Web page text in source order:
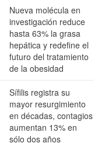
Nueva molécula en
investigación reduce
hasta 63% la grasa
hepática y redefine el
futuro del tratamiento
de la obesidad
Sífilis registra su
mayor resurgimiento
en décadas, contagios
aumentan 13% en
sólo dos años